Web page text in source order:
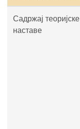
Садржај теоријске
наставе